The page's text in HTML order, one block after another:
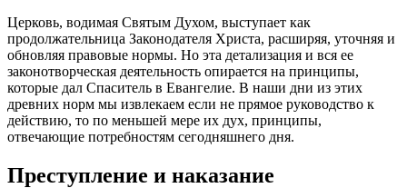
Церковь, водимая Святым Духом, выступает как
продолжательница Законодателя Христа, расширяя, уточняя и
обновляя правовые нормы. Но эта детализация и вся ее
законотворческая деятельность опирается на принципы,
которые дал Спаситель в Евангелие. В наши дни из этих
древних норм мы извлекаем если не прямое руководство к
действию, то по меньшей мере их дух, принципы,
отвечающие потребностям сегодняшнего дня.
Преступление и наказание